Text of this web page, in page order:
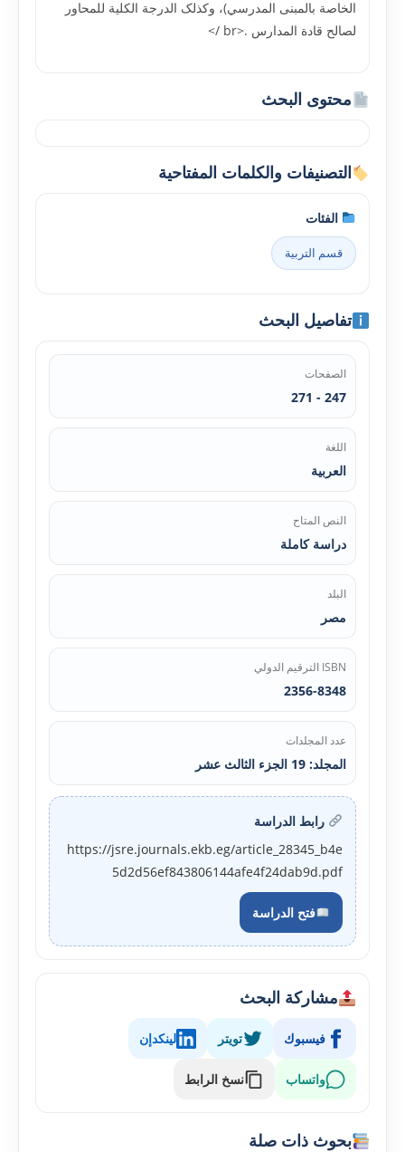
الخاصة بالمبنى المدرسي)، وکذلک الدرجة الکلية للمحاور
لصالح قادة المدارس .<br />
محتوى البحث
التصنيفات والكلمات المفتاحية
الفئات
قسم التربية
تفاصيل البحث
الصفحات
247 - 271
اللغة
العربية
النص المتاح
دراسة كاملة
البلد
مصر
ISBN الترقيم الدولي
2356-8348
عدد المجلدات
المجلد: 19 الجزء الثالث عشر
رابط الدراسة
https://jsre.journals.ekb.eg/article_28345_b4e
5d2d56ef843806144afe4f24dab9d.pdf
فتح الدراسة
مشاركة البحث
فيسبوك تويتر لينكدإن
واتساب نسخ الرابط
بحوث ذات صلة